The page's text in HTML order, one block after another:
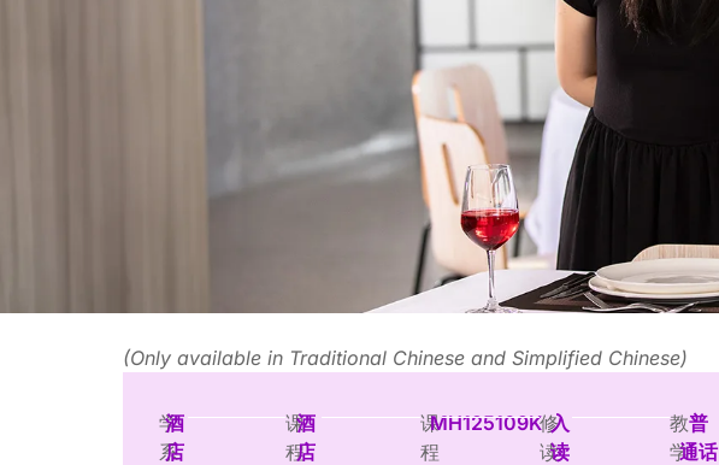
(Only available in Traditional Chinese and Simplified Chinese)
学
系
酒
店
课
程
酒
店
课
程
MH125109K修
读
入
读
教
学
普
通话